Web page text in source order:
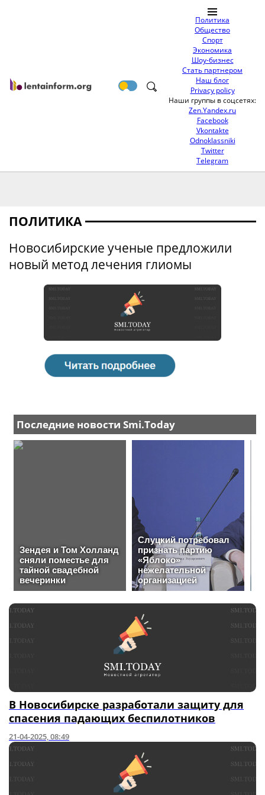
Политика
Общество
Спорт
Экономика
Шоу-бизнес
Стать партнером
Наш блог
Privacy policy
Наши группы в соцсетях:
Zen.Yandex.ru
Facebook
Vkontakte
Odnoklassniki
Twitter
Telegram
ПОЛИТИКА
Новосибирские ученые предложили
новый метод лечения глиомы
В Новосибирске разработали защиту для
спасения падающих беспилотников
21-04-2025, 08:49